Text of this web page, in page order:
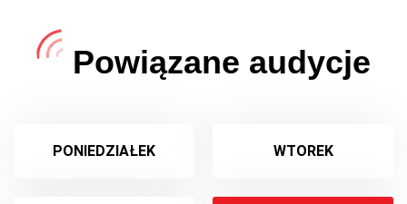
Powiązane audycje
PONIEDZIAŁEK WTOREK